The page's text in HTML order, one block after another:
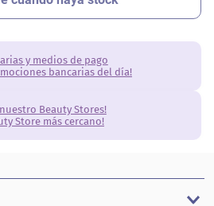
y medios de pago
bancarias del día!
Beauty Stores!
Store más cercano!